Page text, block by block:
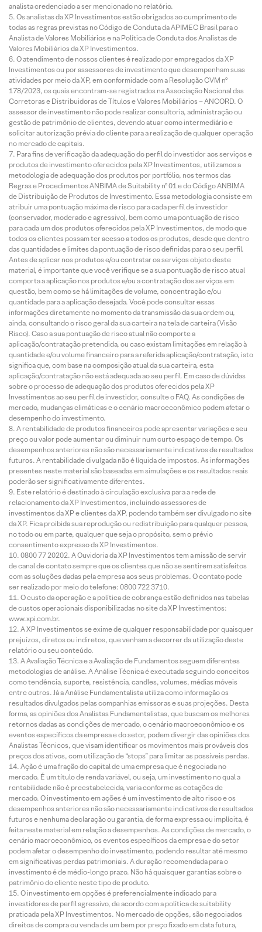
analista credenciado a ser mencionado no relatório.
Os analistas da XP Investimentos estão obrigados ao cumprimento de
todas as regras previstas no Código de Conduta da APIMEC Brasil para o
Analista de Valores Mobiliários e na Política de Conduta dos Analistas de
Valores Mobiliários da XP Investimentos.
O atendimento de nossos clientes é realizado por empregados da XP
Investimentos ou por assessores de investimento que desempenham suas
atividades por meio da XP, em conformidade com a Resolução CVM nº
178/2023, os quais encontram-se registrados na Associação Nacional das
Corretoras e Distribuidoras de Títulos e Valores Mobiliários – ANCORD. O
assessor de investimento não pode realizar consultoria, administração ou
gestão de patrimônio de clientes, devendo atuar como intermediário e
solicitar autorização prévia do cliente para a realização de qualquer operação
no mercado de capitais.
Para fins de verificação da adequação do perfil do investidor aos serviços e
produtos de investimento oferecidos pela XP Investimentos, utilizamos a
metodologia de adequação dos produtos por portfólio, nos termos das
Regras e Procedimentos ANBIMA de Suitability nº 01 e do Código ANBIMA
de Distribuição de Produtos de Investimento. Essa metodologia consiste em
atribuir uma pontuação máxima de risco para cada perfil de investidor
(conservador, moderado e agressivo), bem como uma pontuação de risco
para cada um dos produtos oferecidos pela XP Investimentos, de modo que
todos os clientes possam ter acesso a todos os produtos, desde que dentro
das quantidades e limites da pontuação de risco definidas para o seu perfil.
Antes de aplicar nos produtos e/ou contratar os serviços objeto deste
material, é importante que você verifique se a sua pontuação de risco atual
comporta a aplicação nos produtos e/ou a contratação dos serviços em
questão, bem como se há limitações de volume, concentração e/ou
quantidade para a aplicação desejada. Você pode consultar essas
informações diretamente no momento da transmissão da sua ordem ou,
ainda, consultando o risco geral da sua carteira na tela de carteira (Visão
Risco). Caso a sua pontuação de risco atual não comporte a
aplicação/contratação pretendida, ou caso existam limitações em relação à
quantidade e/ou volume financeiro para a referida aplicação/contratação, isto
significa que, com base na composição atual da sua carteira, esta
aplicação/contratação não está adequada ao seu perfil. Em caso de dúvidas
sobre o processo de adequação dos produtos oferecidos pela XP
Investimentos ao seu perfil de investidor, consulte o FAQ. As condições de
mercado, mudanças climáticas e o cenário macroeconômico podem afetar o
desempenho do investimento.
A rentabilidade de produtos financeiros pode apresentar variações e seu
preço ou valor pode aumentar ou diminuir num curto espaço de tempo. Os
desempenhos anteriores não são necessariamente indicativos de resultados
futuros. A rentabilidade divulgada não é líquida de impostos. As informações
presentes neste material são baseadas em simulações e os resultados reais
poderão ser significativamente diferentes.
Este relatório é destinado à circulação exclusiva para a rede de
relacionamento da XP Investimentos, incluindo assessores de
investimentos da XP e clientes da XP, podendo também ser divulgado no site
da XP. Fica proibida sua reprodução ou redistribuição para qualquer pessoa,
no todo ou em parte, qualquer que seja o propósito, sem o prévio
consentimento expresso da XP Investimentos.
0800 77 20202. A Ouvidoria da XP Investimentos tem a missão de servir
de canal de contato sempre que os clientes que não se sentirem satisfeitos
com as soluções dadas pela empresa aos seus problemas. O contato pode
ser realizado por meio do telefone: 0800 722 3710.
O custo da operação e a política de cobrança estão definidos nas tabelas
de custos operacionais disponibilizadas no site da XP Investimentos:
www.xpi.com.br.
A XP Investimentos se exime de qualquer responsabilidade por quaisquer
prejuízos, diretos ou indiretos, que venham a decorrer da utilização deste
relatório ou seu conteúdo.
A Avaliação Técnica e a Avaliação de Fundamentos seguem diferentes
metodologias de análise. A Análise Técnica é executada seguindo conceitos
como tendência, suporte, resistência, candles, volumes, médias móveis
entre outros. Já a Análise Fundamentalista utiliza como informação os
resultados divulgados pelas companhias emissoras e suas projeções. Desta
forma, as opiniões dos Analistas Fundamentalistas, que buscam os melhores
retornos dadas as condições de mercado, o cenário macroeconômico e os
eventos específicos da empresa e do setor, podem divergir das opiniões dos
Analistas Técnicos, que visam identificar os movimentos mais prováveis dos
preços dos ativos, com utilização de “stops” para limitar as possíveis perdas.
Ação é uma fração do capital de uma empresa que é negociada no
mercado. É um título de renda variável, ou seja, um investimento no qual a
rentabilidade não é preestabelecida, varia conforme as cotações de
mercado. O investimento em ações é um investimento de alto risco e os
desempenhos anteriores não são necessariamente indicativos de resultados
futuros e nenhuma declaração ou garantia, de forma expressa ou implícita, é
feita neste material em relação a desempenhos. As condições de mercado, o
cenário macroeconômico, os eventos específicos da empresa e do setor
podem afetar o desempenho do investimento, podendo resultar até mesmo
em significativas perdas patrimoniais. A duração recomendada para o
investimento é de médio-longo prazo. Não há quaisquer garantias sobre o
patrimônio do cliente neste tipo de produto.
O investimento em opções é preferencialmente indicado para
investidores de perfil agressivo, de acordo com a política de suitability
praticada pela XP Investimentos. No mercado de opções, são negociados
direitos de compra ou venda de um bem por preço fixado em data futura,